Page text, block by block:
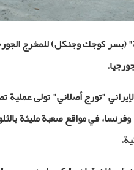
(بسر كوجك وجنكل) للمخرج
"تورج أصلاني" تولى عملية
في مواقع صعبة مليئة